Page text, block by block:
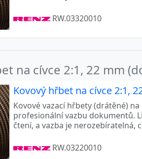
RW.03320010
na cívce 2:1, 22 mm
Kovový hřbet na cívce 2:1,
Kovové vazací hřbety (drátěné)
profesionální vazbu dokumentů.
čtení, a vazba je nerozebíratelná,
RW.03220010